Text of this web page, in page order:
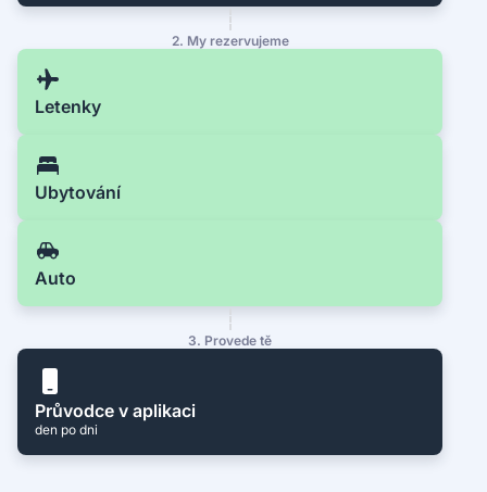
2. My rezervujeme
Letenky
Ubytování
Auto
3. Provede tě
Průvodce v aplikaci
den po dni